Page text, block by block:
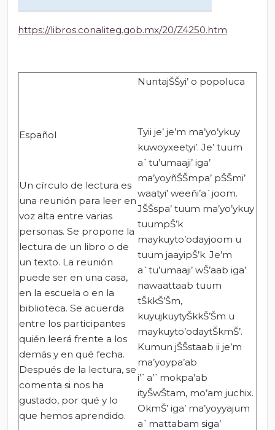
https://libros.conaliteg.gob.mx/20/Z4250.htm
Español
Un círculo de lectura es
una reunión para leer en
voz alta entre varias
personas. Se propone la
lectura de un libro o de
un texto. La reunión
puede ser en una casa,
en la escuela o en la
biblioteca. Se acuerda
entre los participantes
quién leerá frente a los
demás y en qué fecha.
Después de la lectura, se
comenta si nos ha
gustado, por qué y lo
que hemos aprendido.
NuntajŠŠyi’ o popoluca
Tyii je’ je’m ma’yo’ykuy
kuwoyxeetyi’. Je’ tuum
a`tu’umaaji’ iga’
ma’yoyñŠŠmpa’ pŠŠmi’
waatyi’ weeñi’a`joom.
JŠŠspa’ tuum ma’yo’ykuy
tuumpŠ’k
maykuyto’odayjoom u
tuum jaayipŠ’k. Je’m
a`tu’umaaji’ wŠ’aab iga’
nawaattaab tuum
tŠkkŠ’Šm,
kuyujkuytyŠkkŠ’Šm u
maykuyto’odaytŠkmŠ’.
Kumun jŠŠstaab ii je’m
ma’yoypa’ab
i’`a’`mokpa’ab
ityŠwŠtam, mo’am juchix.
OkmŠ’ iga’ ma’yoyyajum
a`mattabam siga’